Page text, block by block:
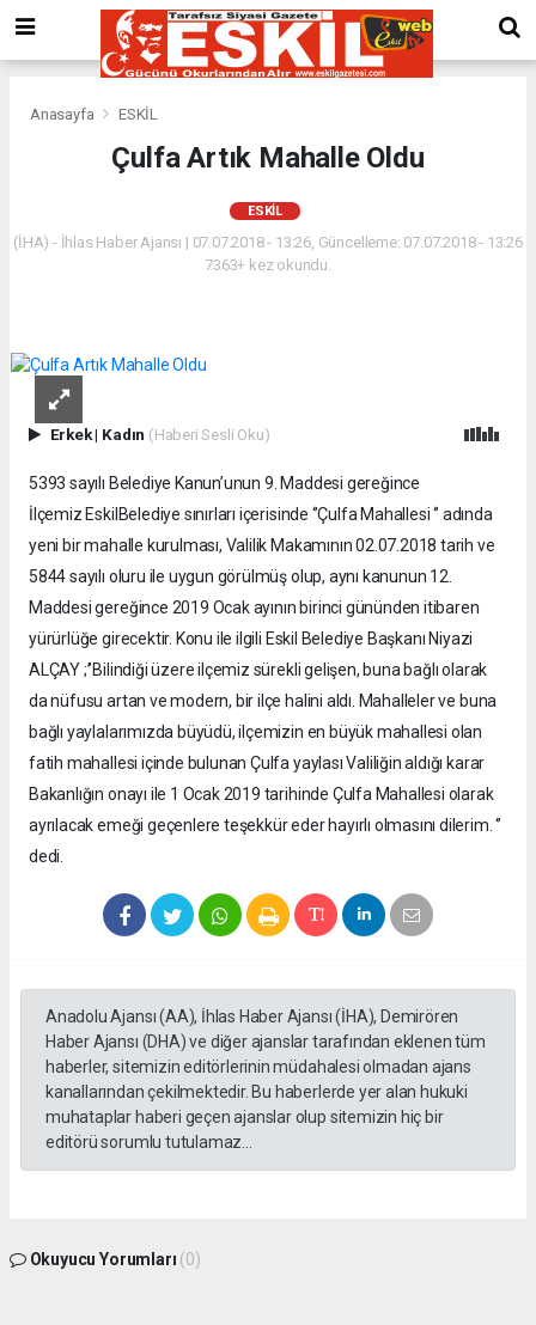
Anasayfa ESKİL
Çulfa Artık Mahalle Oldu
ESKİL
(İHA) - İhlas Haber Ajansı | 07.07.2018 - 13:26, Güncelleme: 07.07.2018 - 13:26
7363+ kez okundu.
Erkek| Kadın (Haberi Sesli Oku)
5393 sayılı Belediye Kanun’unun 9. Maddesi gereğince
İlçemiz EskilBelediye sınırları içerisinde ‘’Çulfa Mahallesi ‘’ adında
yeni bir mahalle kurulması, Valilik Makamının 02.07.2018 tarih ve
5844 sayılı oluru ile uygun görülmüş olup, aynı kanunun 12.
Maddesi gereğince 2019 Ocak ayının birinci gününden itibaren
yürürlüğe girecektir. Konu ile ilgili Eskil Belediye Başkanı Niyazi
ALÇAY ;’’Bilindiği üzere ilçemiz sürekli gelişen, buna bağlı olarak
da nüfusu artan ve modern, bir ilçe halini aldı. Mahalleler ve buna
bağlı yaylalarımızda büyüdü, ilçemizin en büyük mahallesi olan
fatih mahallesi içinde bulunan Çulfa yaylası Valiliğin aldığı karar
Bakanlığın onayı ile 1 Ocak 2019 tarihinde Çulfa Mahallesi olarak
ayrılacak emeği geçenlere teşekkür eder hayırlı olmasını dilerim. ‘’
dedi.
Anadolu Ajansı (AA), İhlas Haber Ajansı (İHA), Demirören
Haber Ajansı (DHA) ve diğer ajanslar tarafından eklenen tüm
haberler, sitemizin editörlerinin müdahalesi olmadan ajans
kanallarından çekilmektedir. Bu haberlerde yer alan hukuki
muhataplar haberi geçen ajanslar olup sitemizin hiç bir
editörü sorumlu tutulamaz...
Okuyucu Yorumları (0)